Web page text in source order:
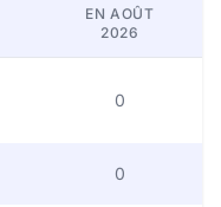
EN AOÛT
2026
0
0